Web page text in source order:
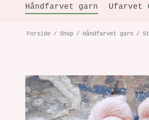
Håndfarvet garn Ufarvet
Forside / Shop / Håndfarvet garn /